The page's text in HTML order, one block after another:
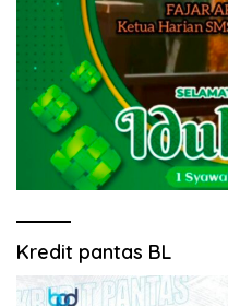
Kredit pantas BL